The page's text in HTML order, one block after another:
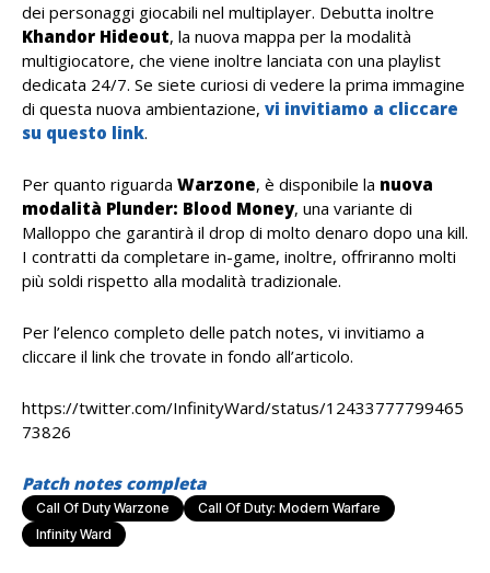
dei personaggi giocabili nel multiplayer. Debutta inoltre
Khandor Hideout, la nuova mappa per la modalità
multigiocatore, che viene inoltre lanciata con una playlist
dedicata 24/7. Se siete curiosi di vedere la prima immagine
di questa nuova ambientazione, vi invitiamo a cliccare
su questo link.
Per quanto riguarda Warzone, è disponibile la nuova
modalità Plunder: Blood Money, una variante di
Malloppo che garantirà il drop di molto denaro dopo una kill.
I contratti da completare in-game, inoltre, offriranno molti
più soldi rispetto alla modalità tradizionale.
Per l’elenco completo delle patch notes, vi invitiamo a
cliccare il link che trovate in fondo all’articolo.
https://twitter.com/InfinityWard/status/12433777799465
73826
Patch notes completa
Call Of Duty Warzone
Call Of Duty: Modern Warfare
Infinity Ward